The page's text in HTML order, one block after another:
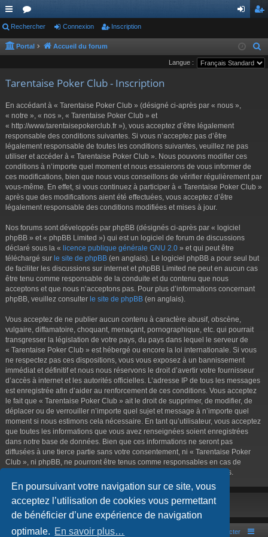
En poursuivant votre navigation sur ce site, vous
acceptez l’utilisation de cookies vous permettant
de bénéficier d’une expérience de navigation
optimale. En savoir plus…
ac
co
ci
or
u
s
ne
xi
cri
pti
Rechercher Connexion Inscription
Portal Accueil du forum
e
Langue :
Tarentaise Poker Club - Inscription
En accédant à « Tarentaise Poker Club » (désigné ci-après par « nous »,
« notre », « nos », « Tarentaise Poker Club » et
« http://www.tarentaisepokerclub.fr »), vous acceptez d’être légalement
responsable des conditions suivantes. Si vous n’acceptez pas d’être
légalement responsable de toutes les conditions suivantes, veuillez ne pas
utiliser et accéder à « Tarentaise Poker Club ». Nous pouvons modifier ces
conditions à n’importe quel moment et nous essaierons de vous informer de
ces modifications, bien que nous vous conseillons de vérifier régulièrement par
vous-même. En effet, si vous continuez à participer à « Tarentaise Poker Club »
après que des modifications aient été effectuées, vous acceptez d’être
légalement responsable des conditions modifiées et mises à jour.
Nos forums sont développés par phpBB (désignés ci-après par « logiciel
phpBB » et « phpBB Limited ») qui est un logiciel de forum de discussions
déclaré sous la « licence publique générale GNU 2.0 » et qui peut être
téléchargé sur le site de phpBB (en anglais). Le logiciel phpBB a pour seul but
de faciliter les discussions sur internet et phpBB Limited ne peut en aucun cas
être tenu comme responsable de la conduite et du contenu que nous
acceptons et que nous n’acceptons pas. Pour plus d’informations concernant
phpBB, veuillez consulter le site de phpBB (en anglais).
Vous acceptez de ne publier aucun contenu à caractère abusif, obscène,
vulgaire, diffamatoire, choquant, menaçant, pornographique, etc. qui pourrait
transgresser la législation de votre pays, du pays dans lequel le serveur de
« Tarentaise Poker Club » est hébergé ou encore la loi internationale. Si vous
ne respectez pas ces dispositions, vous vous exposez à un bannissement
immédiat et définitif et nous nous réservons le droit d’avertir votre fournisseur
d’accès à internet et les autorités officielles. L’adresse IP de tous les messages
est enregistrée afin d’aider au renforcement de ces conditions. Vous acceptez
le fait que « Tarentaise Poker Club » ait le droit de supprimer, de modifier, de
déplacer ou de verrouiller n’importe quel sujet et message à n’importe quel
moment si nous estimons cela nécessaire. En tant qu’utilisateur, vous acceptez
que toutes les informations que vous avez renseignées soient enregistrées
dans notre base de données. Bien que ces informations ne seront pas
diffusées à une tierce partie sans votre consentement, ni « Tarentaise Poker
Club », ni phpBB, ne pourront être tenus comme responsables en cas de
tentative de piratage informatique visant à compromettre vos données.
Portal Accueil du forum Nous contacter